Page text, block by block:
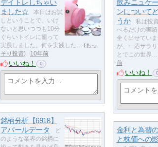
デイトレしちゃい
ました☆
本日はお試
しということで、いけ
ないと思いつつも10分
ぐらいトイレに籠って
実践しました。何を実践した…
もっ
そり投資
10年前
いいね！ 0
飲みニュケ
ンについて
うか
私は投
べるだけの実
全く出せてい
が、一応サラ
とでこの世界…
前
いいね！ 0
銘柄分析【6918】
アバールデータ
ど
のような業界の銘柄に
金利と為替
と株価への